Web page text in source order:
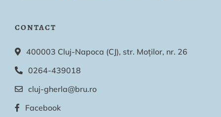
CONTACT
400003 Cluj-Napoca (CJ), str. Moților, nr. 26
0264-439018
cluj-gherla@bru.ro
Facebook